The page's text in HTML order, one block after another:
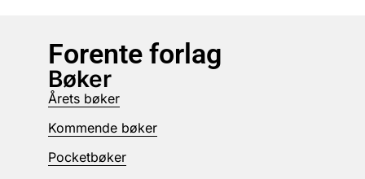
Forente forlag
Bøker
Årets bøker
Kommende bøker
Pocketbøker